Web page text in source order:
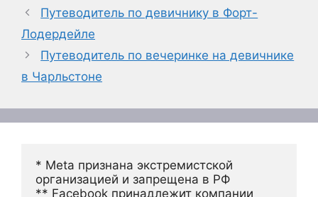
Путеводитель по девичнику в Форт-
Лодердейле
Путеводитель по вечеринке на девичнике
в Чарльстоне
* Meta признана экстремистской
организацией и запрещена в РФ
** Facebook принадлежит компании